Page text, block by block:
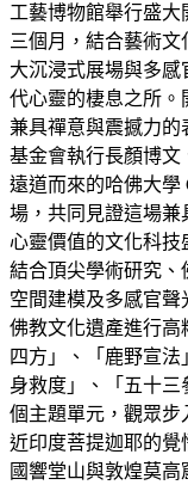
工藝博物館舉行盛大
三個月，結合藝術
大沉浸式展場與多
代心靈的棲息之所。
兼具禪意與震撼力的
基金會執行長顏博文
遠道而來的哈佛大學
場，共同見證這場兼
心靈價值的文化科技
結合頂尖學術研究、
空間建模及多感官
佛教文化遺產進行高
四方」、「鹿野宣
身救度」、「五十三
個主題單元，觀眾步
近印度菩提迦耶的覺
國響堂山與敦煌莫